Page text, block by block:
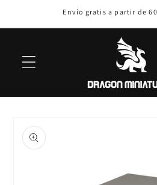
directamente
al contenido
Envío gratis a partir de
información